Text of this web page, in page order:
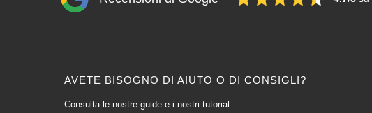
AVETE BISOGNO DI AIUTO O DI CONSIGLI?
Consulta le nostre guide e i nostri tutorial